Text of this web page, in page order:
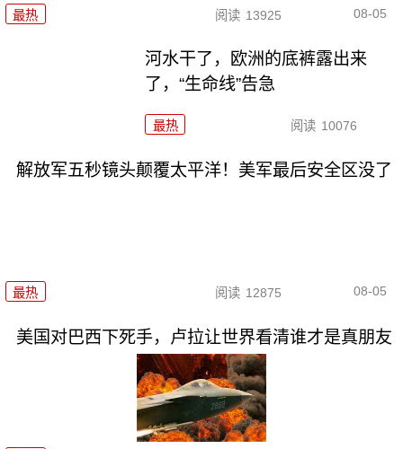
最热 阅读 13925 08-05
河水干了，欧洲的底裤露出来
了，“生命线”告急
最热 阅读 10076
解放军五秒镜头颠覆太平洋！美军最后安全区没了
最热 阅读 12875 08-05
美国对巴西下死手，卢拉让世界看清谁才是真朋友